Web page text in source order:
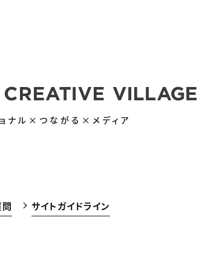
ナル×つながる×メディア
問 サイトガイドライン